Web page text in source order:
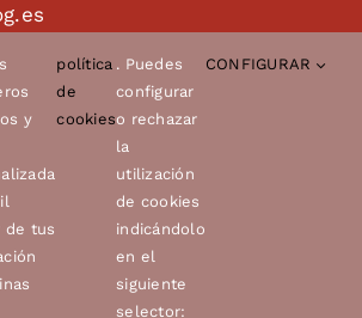
89 – 681 28 85 26
y
de tus
política
de
cookies
. Puedes
configurar
o rechazar
la
utilización
de cookies
indicándolo
en el
siguiente
selector:
CONFIGURAR